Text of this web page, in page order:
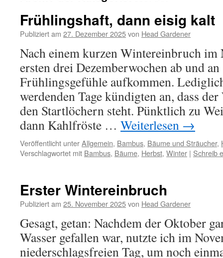
Frühlingshaft, dann eisig kalt
Publiziert am 27. Dezember 2025von Head Gardener
Nach einem kurzen Wintereinbruch im
ersten drei Dezemberwochen ab und
Frühlingsgefühle aufkommen.
werdenden Tage kündigten an, dass
den Startlöchern steht. Pünktlich zu
dann Kahlfröste … Weiterlesen →
Veröffentlicht unterAllgemein, Bambus, Bäume und Sträucher,
Verschlagwortet mit Bambus, Bäume, Herbst, Winter | Schreib
Erster Wintereinbruch
Publiziert am 25. November 2025von Head Gardener
Gesagt, getan: Nachdem der Oktober
Wasser gefallen war, nutzte ich im
niederschlagsfreien Tag, um noch